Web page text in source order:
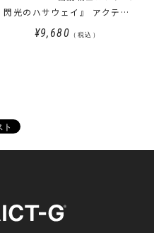
閃光のハサウェイ』 アクティ
ビティショートパンツ MAFTY
¥9,680 （税込）